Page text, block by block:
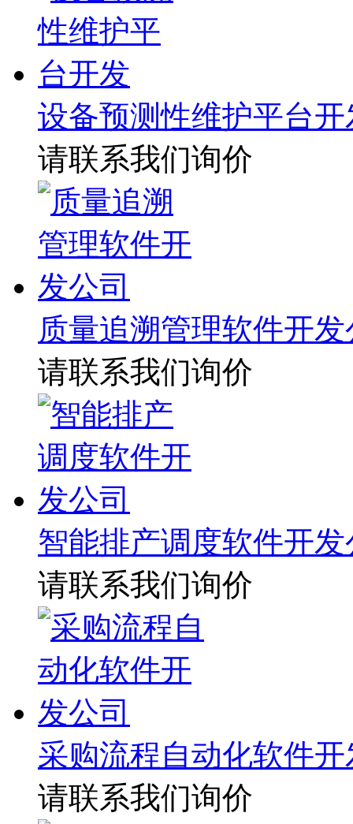
设备预测性维护平台开
请联系我们询价
质量追溯管理软件开
请联系我们询价
智能排产调度软件开发
请联系我们询价
采购流程自动化软件
请联系我们询价